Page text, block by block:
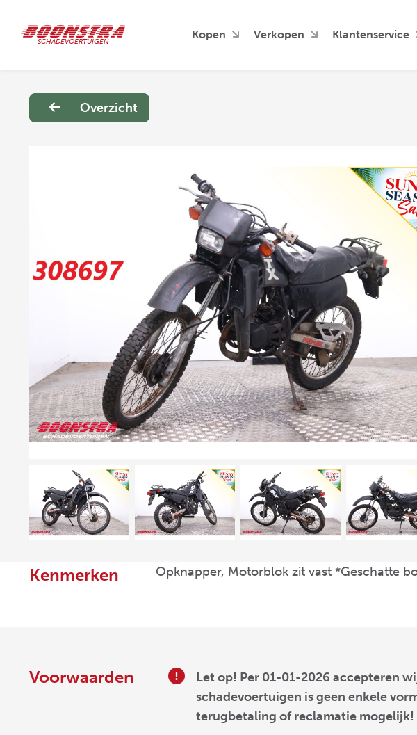
SCHADEVOERTUIGEN
Kopen Verkopen Klantenservice
Overzicht
Kenmerken Opknapper, Motorblok zit vast *Geschatte
Voorwaarden
Let op! Per 01-01-2026 accepteren
schadevoertuigen is geen enkele
terugbetaling of reclamatie mogelijk!